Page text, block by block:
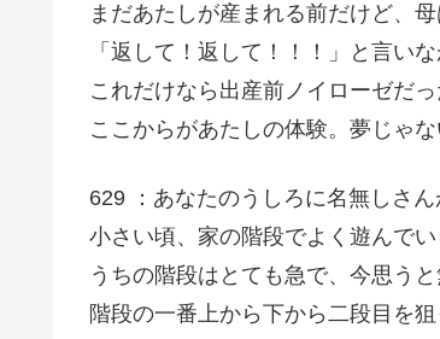
まだあたしが産まれる前だけど、
「返して！返して！！！」と言い
これだけなら出産前ノイローゼだ
ここからがあたしの体験。夢じゃな
629 ：あなたのうしろに名無しさ
小さい頃、家の階段でよく遊んでい
うちの階段はとても急で、今思う
階段の一番上から下から二段目を狙